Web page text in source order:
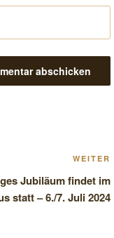
WEITER
Jubiläum findet im
statt – 6./7. Juli 2024